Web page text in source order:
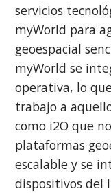
servicios
myWorld para
geoespacial
myWorld se
operativa, lo
trabajo a
como i2O que
plataformas
escalable y se
dispositivos del